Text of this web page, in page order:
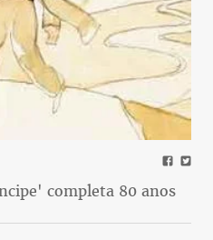
completa 80 anos